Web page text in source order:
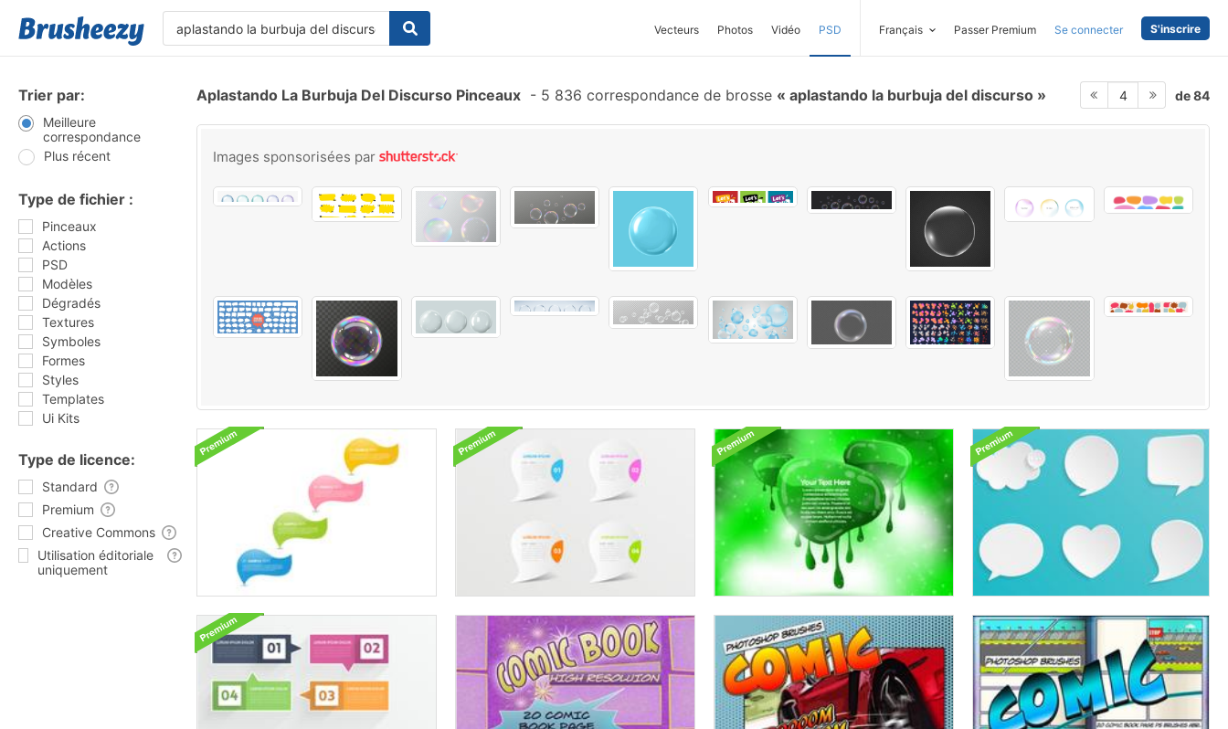
Vecteurs Photos Vidéo PSD Français Passer Premium Se connecter S'inscrire
Trier par:
Meilleure
correspondance
Plus récent
Type de fichier :
Pinceaux
Actions
PSD
Modèles
Dégradés
Textures
Symboles
Formes
Styles
Templates
Ui Kits
Type de licence:
Standard
Premium
Creative Commons
Utilisation éditoriale
uniquement
Aplastando La Burbuja Del Discurso Pinceaux - 5 836 correspondance de brosse aplastando la burbuja del discurso 4 de 84
Images sponsorisées par